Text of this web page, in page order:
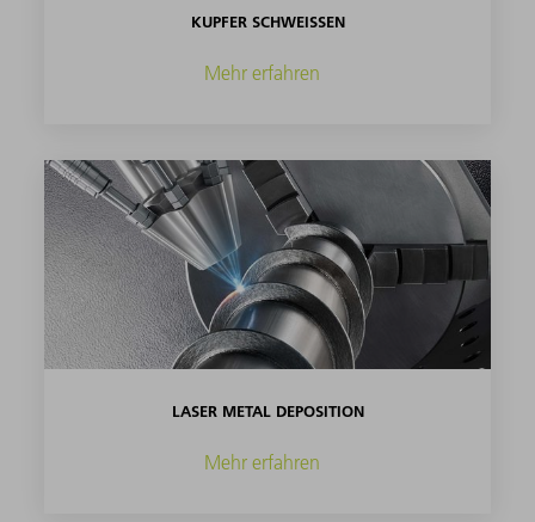
KUPFER SCHWEISSEN
Mehr erfahren
LASER METAL DEPOSITION
Mehr erfahren